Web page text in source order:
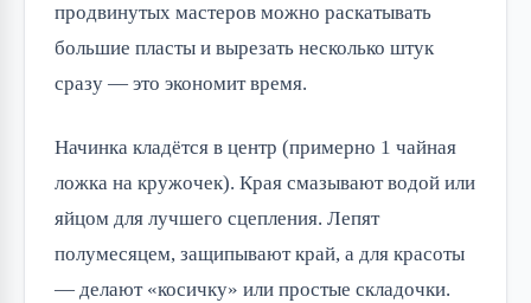
продвинутых мастеров можно раскатывать
большие пласты и вырезать несколько штук
сразу — это экономит время.
Начинка кладётся в центр (примерно 1 чайная
ложка на кружочек). Края смазывают водой или
яйцом для лучшего сцепления. Лепят
полумесяцем, защипывают край, а для красоты
— делают «косичку» или простые складочки.